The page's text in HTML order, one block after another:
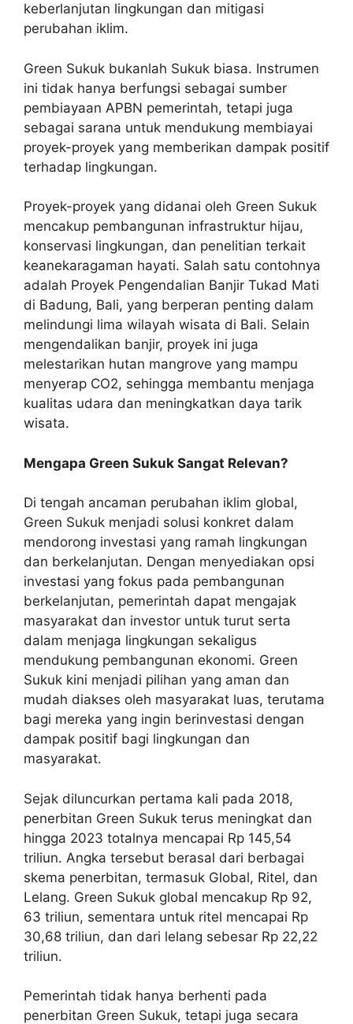
keberlanjutan lingkungan dan mitigasi
perubahan iklim.
Green Sukuk bukanlah Sukuk biasa. Instrumen
ini tidak hanya berfungsi sebagai sumber
pembiayaan APBN pemerintah, tetapi juga
sebagai sarana untuk mendukung membiayai
proyek-proyek yang memberikan dampak positif
terhadap lingkungan.
Proyek-proyek yang didanai oleh Green Sukuk
mencakup pembangunan infrastruktur hijau,
konservasi lingkungan, dan penelitian terkait
keanekaragaman hayati. Salah satu contohnya
adalah Proyek Pengendalian Banjir Tukad Mati
di Badung, Bali, yang berperan penting dalam
melindungi lima wilayah wisata di Bali. Selain
mengendalikan banjir, proyek ini juga
melestarikan hutan mangrove yang mampu
menyerap CO2, sehingga membantu menjaga
kualitas udara dan meningkatkan daya tarik
wisata.
Mengapa Green Sukuk Sangat Relevan?
Di tengah ancaman perubahan iklim global,
Green Sukuk menjadi solusi konkret dalam
mendorong investasi yang ramah lingkungan
dan berkelanjutan. Dengan menyediakan opsi
investasi yang fokus pada pembangunan
berkelanjutan, pemerintah dapat mengajak
masyarakat dan investor untuk turut serta
dalam menjaga lingkungan sekaligus
mendukung pembangunan ekonomi. Green
Sukuk kini menjadi pilihan yang aman dan
mudah diakses oleh masyarakat luas, terutama
bagi mereka yang ingin berinvestasi dengan
dampak positif bagi lingkungan dan
masyarakat.
Sejak diluncurkan pertama kali pada 2018,
penerbitan Green Sukuk terus meningkat dan
hingga 2023 totalnya mencapai Rp 145,54
triliun. Angka tersebut berasal dari berbagai
skema penerbitan, termasuk Global, Ritel, dan
Lelang. Green Sukuk global mencakup Rp 92,
63 triliun, sementara untuk ritel mencapai Rp
30,68 triliun, dan dari lelang sebesar Rp 22,22
triliun.
Pemerintah tidak hanya berhenti pada
penerbitan Green Sukuk, tetapi juga secara